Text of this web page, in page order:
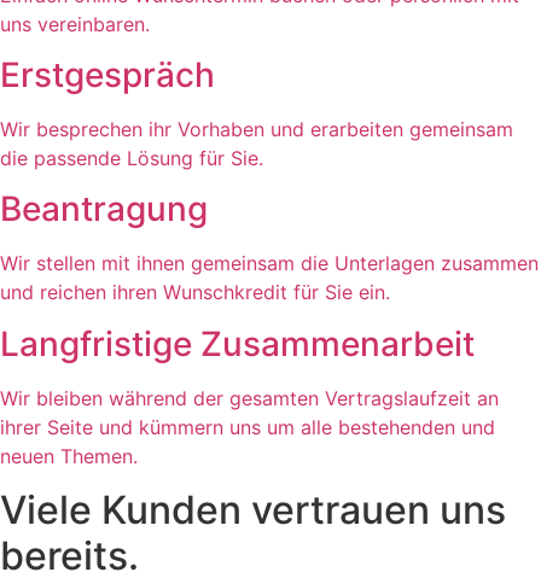
uns vereinbaren.
Erstgespräch
Wir besprechen ihr Vorhaben und erarbeiten gemeinsam
die passende Lösung für Sie.
Beantragung
Wir stellen mit ihnen gemeinsam die Unterlagen zusammen
und reichen ihren Wunschkredit für Sie ein.
Langfristige Zusammenarbeit
Wir bleiben während der gesamten Vertragslaufzeit an
ihrer Seite und kümmern uns um alle bestehenden und
neuen Themen.
Viele Kunden vertrauen uns
bereits.